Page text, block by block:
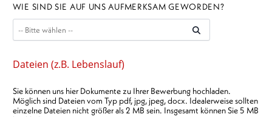
WIE SIND SIE AUF UNS AUFMERKSAM GEWORDEN?
Dateien (z.B. Lebenslauf)
Sie können uns hier Dokumente zu Ihrer Bewerbung hochladen.
Möglich sind Dateien vom Typ pdf, jpg, jpeg, docx. Idealerweise sollten
einzelne Dateien nicht größer als 2 MB sein. Insgesamt können Sie 5 MB